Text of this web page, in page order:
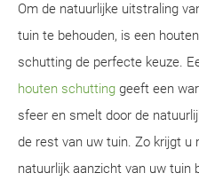
Om de natuurlijke uitstraling
tuin te behouden, is een houten
schutting de perfecte keuze.
houten schutting geeft een
sfeer en smelt door de
de rest van uw tuin. Zo krijgt u
natuurlijk aanzicht van uw